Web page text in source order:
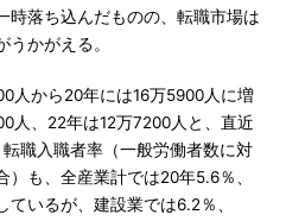
時落ち込んだものの、転職市場は
かがえる。
人から20年には16万5900人に増
人、22年は12万7200人と、直近
職入職者率（一般労働者数に対
）も、全産業計では20年5.6％、
いるが、建設業では6.2％、